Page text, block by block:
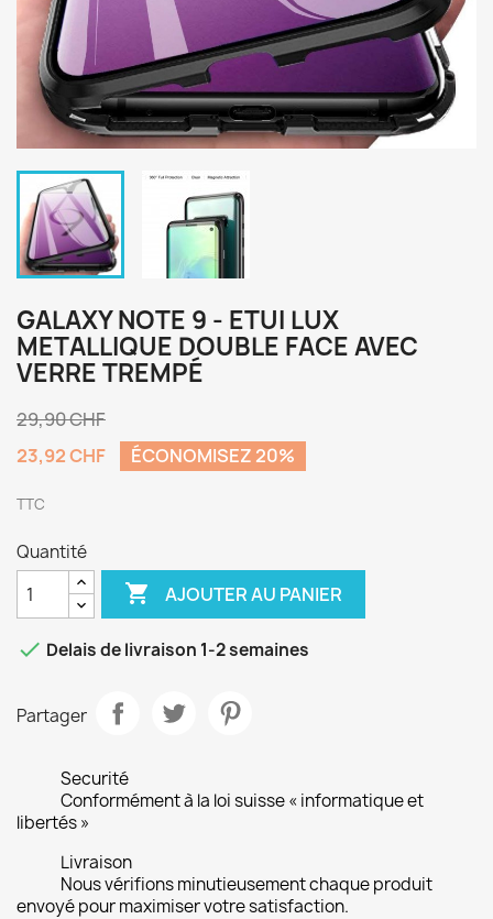
GALAXY NOTE 9 - ETUI LUX
METALLIQUE DOUBLE FACE AVEC
VERRE TREMPÉ
29,90 CHF
23,92 CHF
ÉCONOMISEZ 20%
TTC
Quantité
 AJOUTER AU PANIER
 Delais de livraison 1-2 semaines
Partager
Securité
Conformément à la loi suisse « informatique et
libertés »
Livraison
Nous vérifions minutieusement chaque produit
envoyé pour maximiser votre satisfaction.